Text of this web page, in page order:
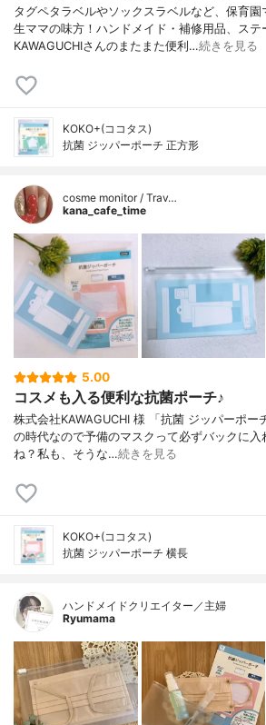
タグペタラベルやソックスラベルなど、保育
生ママの味方！ハンドメイド・補修用品、ステ
KAWAGUCHIさんのまたまた便利…続きを見る
KOKO+(ココタス)
抗菌 ジッパーポーチ 正方形
cosme monitor / Trav…
kana_cafe_time
5.00
コスメも入る便利な抗菌ポーチ♪
株式会社KAWAGUCHI 様 「抗菌 ジッパーポー
の時代なので予備のマスクって必ずバックに入
ね？私も、そうな…続きを見る
KOKO+(ココタス)
抗菌 ジッパーポーチ 横長
ハンドメイドクリエイター／主婦
Ryumama